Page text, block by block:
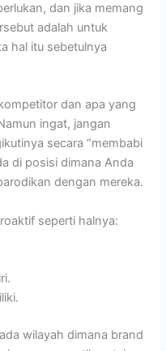
dan jika memang
adalah untuk
hal itu sebetulnya
dan apa yang
ingat, jangan
secara “membabi
di posisi dimana Anda
dengan mereka.
seperti halnya:
wilayah dimana brand